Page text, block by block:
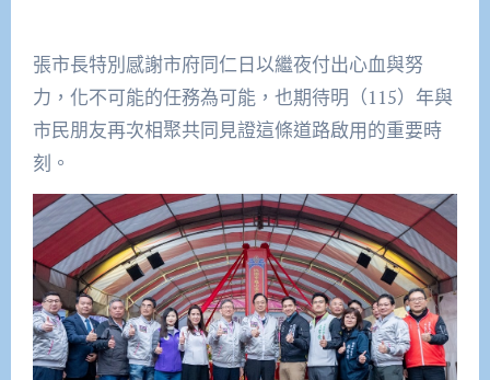
張市長特別感謝市府同仁日以繼夜付出心血與努
力，化不可能的任務為可能，也期待明（115）年與
市民朋友再次相聚共同見證這條道路啟用的重要時
刻。